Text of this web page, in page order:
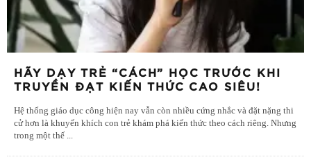
HÃY DẠY TRẺ “CÁCH” HỌC TRƯỚC KHI
TRUYỀN ĐẠT KIẾN THỨC CAO SIÊU!
Hệ thống giáo dục công hiện nay vẫn còn nhiều cứng nhắc và đặt nặng thi
cử hơn là khuyến khích con trẻ khám phá kiến thức theo cách riêng. Nhưng
trong một thế